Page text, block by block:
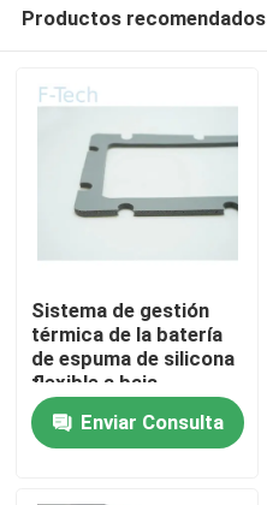
En casa
Productos
Los vídeos
Productos recomendados
Sistema de gestión
térmica de la batería
de espuma de silicona
flexible a baja
temperatura UL94 V-0
Retardante de llama
Enviar Consulta